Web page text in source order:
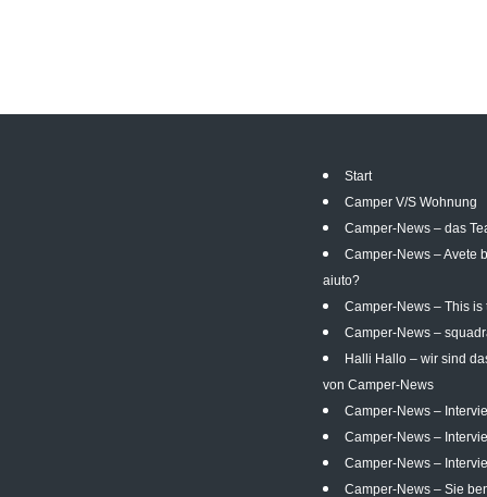
Start
Camper V/S Wohnung
Camper-News – das
Camper-News – Avete
aiuto?
Camper-News – This is
Camper-News –
Halli Hallo – wir sind
von Camper-News
Camper-News –
Camper-News –
Camper-News –
Camper-News – Sie